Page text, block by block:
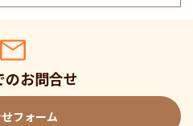
のお問合せ
フォーム